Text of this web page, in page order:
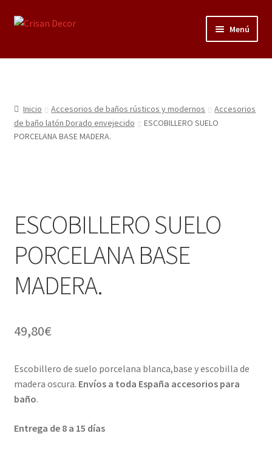
Ir
Ir
Menú
Regalos infantiles, vajillas y canastillas bebé
Regalo personalizado, estuches copas grabadas, regalo
bodas y aniversario, placas grabadas
Porcelana blanca Profesional y Hostelería
Pigmentos Porcelana y Vidrio, Mediums, material pintura
porcelana
Menaje y servicio de mesa
Regalo original
Decoración, cuadros y espejos
Iluminación, lamparas y apliques
Inicio Accesorios de baños rústicos y modernos
Accesorios
de baño latón Dorado envejecido
ESCOBILLERO SUELO
PORCELANA BASE MADERA.
ESCOBILLERO SUELO
PORCELANA BASE
MADERA.
49,80€
Escobillero de suelo porcelana blanca,base y escobilla de
madera oscura. Envíos a toda España accesorios para
baño.
Entrega de 8 a 15 días